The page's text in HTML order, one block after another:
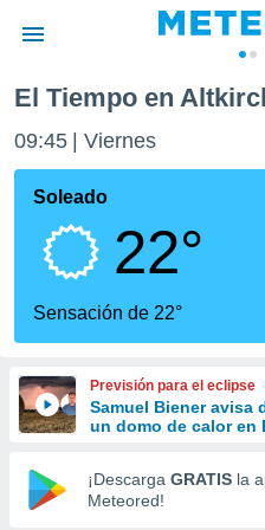
de
por
que se
calidad.
a este
las
y
forma
digital
basada
El Tiempo en
09:45 Viernes
Soleado
22°
Sensación de 22°
Previsión para el eclipse
Samuel Biener avisa
un domo de calor en
¡Descarga GRATIS la
Meteored!